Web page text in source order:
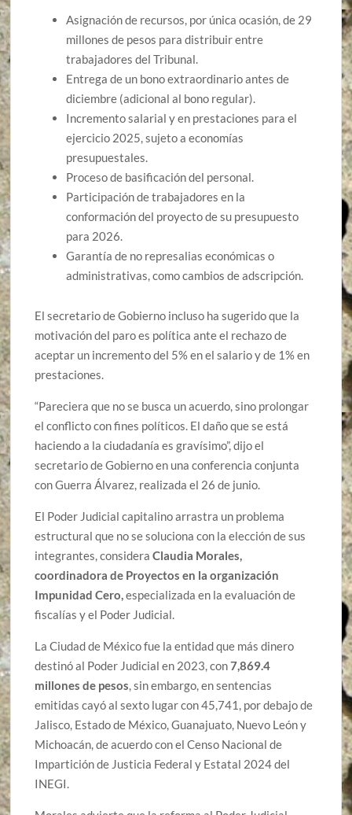
Asignación de recursos, por única ocasión, de 29
millones de pesos para distribuir entre
trabajadores del Tribunal.
Entrega de un bono extraordinario antes de
diciembre (adicional al bono regular).
Incremento salarial y en prestaciones para el
ejercicio 2025, sujeto a economías
presupuestales.
Proceso de basificación del personal.
Participación de trabajadores en la
conformación del proyecto de su presupuesto
para 2026.
Garantía de no represalias económicas o
administrativas, como cambios de adscripción.
El secretario de Gobierno incluso ha sugerido que la
motivación del paro es política ante el rechazo de
aceptar un incremento del 5% en el salario y de 1% en
prestaciones.
“Pareciera que no se busca un acuerdo, sino prolongar
el conflicto con fines políticos. El daño que se está
haciendo a la ciudadanía es gravísimo”, dijo el
secretario de Gobierno en una conferencia conjunta
con Guerra Álvarez, realizada el 26 de junio.
El Poder Judicial capitalino arrastra un problema
estructural que no se soluciona con la elección de sus
integrantes, consideraClaudia Morales,
coordinadora de Proyectos en la organización
Impunidad Cero,especializada en la evaluación de
fiscalías y el Poder Judicial.
La Ciudad de México fue la entidad que más dinero
destinó al Poder Judicial en 2023, con7,869.4
millones de pesos, sin embargo, en sentencias
emitidas cayó al sexto lugar con 45,741, por debajo de
Jalisco, Estado de México, Guanajuato, Nuevo León y
Michoacán, de acuerdo con el Censo Nacional de
Impartición de Justicia Federal y Estatal 2024 del
INEGI.